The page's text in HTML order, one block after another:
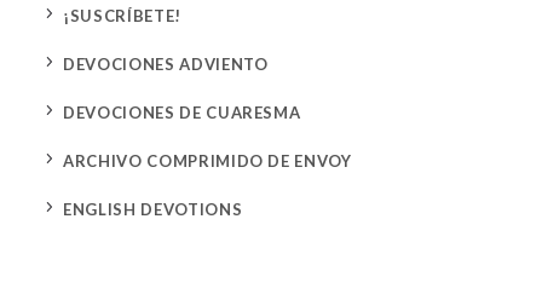
5 ¡SUSCRÍBETE!
5 DEVOCIONES ADVIENTO
5 DEVOCIONES DE CUARESMA
5 ARCHIVO COMPRIMIDO DE ENVOY
5 ENGLISH DEVOTIONS